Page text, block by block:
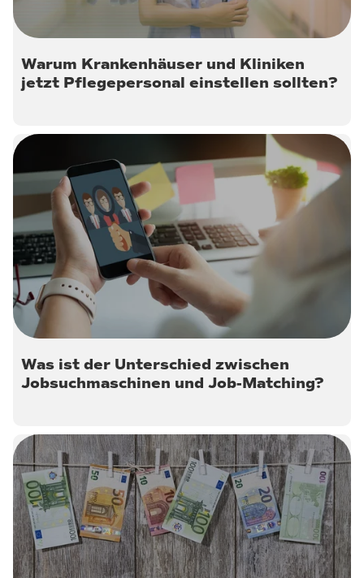
Warum Krankenhäuser und Kliniken
jetzt Pflegepersonal einstellen sollten?
6. März 2020
Was ist der Unterschied zwischen
Jobsuchmaschinen und Job-Matching?
26. Februar 2019